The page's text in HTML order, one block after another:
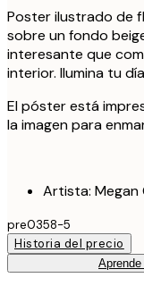
Poster ilustrado de
sobre un fondo
interesante que
interior. Ilumina tu
El póster está
la imagen para
Artista: Megan
pre0358-5
Historia del precio